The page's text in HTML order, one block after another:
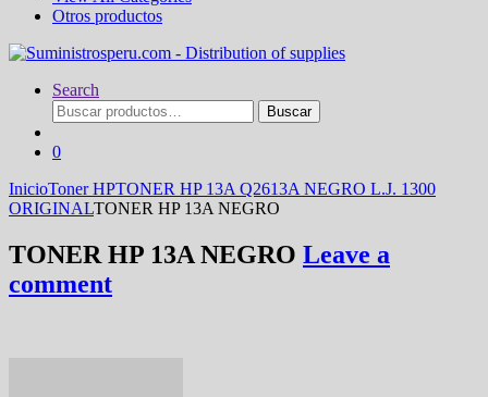
Otros productos
Search
Buscar
por:
Buscar
0
InicioToner HPTONER HP 13A Q2613A NEGRO L.J. 1300
ORIGINALTONER HP 13A NEGRO
TONER HP 13A NEGRO Leave a
comment